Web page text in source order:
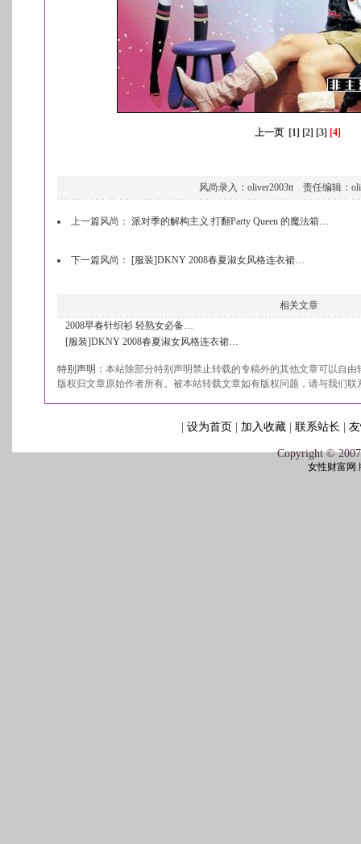
上一页 [1] [2] [3] [4]
风尚录入：oliver2003tt 责任编辑：
上一篇风尚： 派对季的解构主义:打翻Party Queen 的魔法箱…
下一篇风尚： [服装]DKNY 2008春夏淑女风格连衣裙…
相关文章
2008早春针织衫 轻熟女必备…
[服装]DKNY 2008春夏淑女风格连衣裙…
特别声明： 本站除部分特别声明禁止转载的专稿外的其他文章可以自
版权归文章原始作者所有。被本站转载文章如有版权问题，请与我们联
设为首页 加入收藏| 联系站长
Copyright ©
女性财富网